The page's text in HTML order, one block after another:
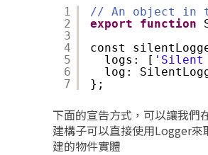
1
2
3
4
5
6
7
// An object in
export
function
const
logs: [ 'Silent
log:
};
下面的宣告方式，可以讓我們
建構子可以直接使用Logger來
建的物件實體